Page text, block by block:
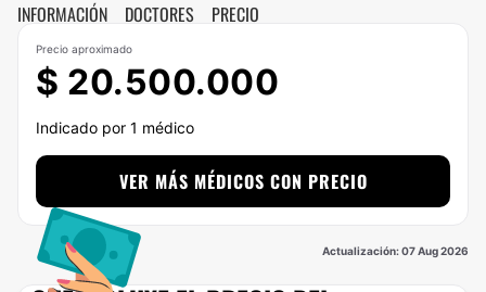
INFORMACIÓN DOCTORES PRECIO
Precio aproximado
$ 20.500.000
Indicado por 1 médico
VER MÁS MÉDICOS CON PRECIO
Actualización: 07 Aug 2026